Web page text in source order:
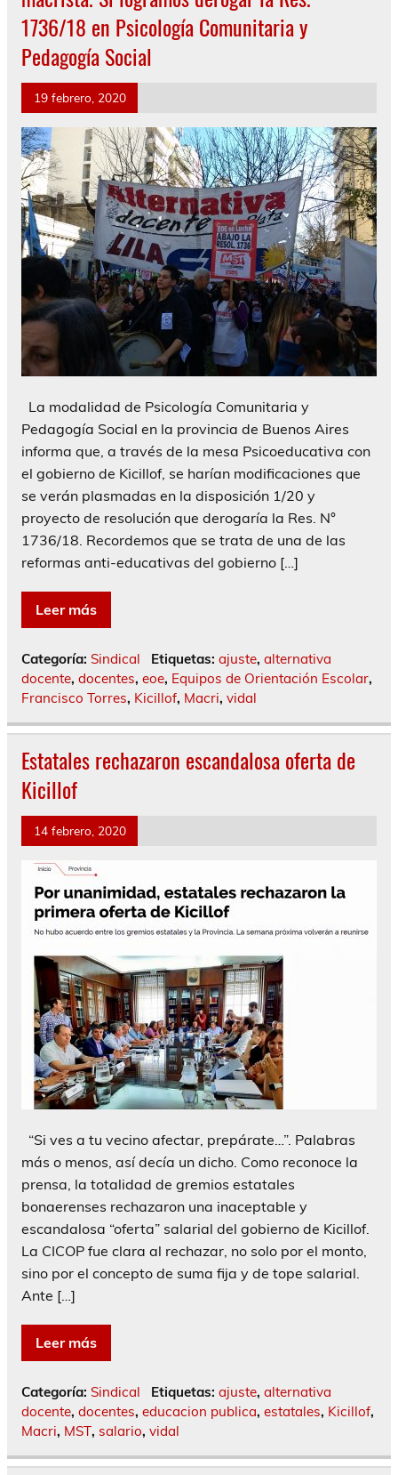
1736/18 en Psicología Comunitaria y
Pedagogía Social
19 febrero, 2020
La modalidad de Psicología Comunitaria y
Pedagogía Social en la provincia de Buenos Aires
informa que, a través de la mesa Psicoeducativa con
el gobierno de Kicillof, se harían modificaciones que
se verán plasmadas en la disposición 1/20 y
proyecto de resolución que derogaría la Res. N°
1736/18. Recordemos que se trata de una de las
reformas anti-educativas del gobierno […]
Leer más
Categoría: Sindical Etiquetas: ajuste, alternativa
docente, docentes, eoe, Equipos de Orientación Escolar,
Francisco Torres, Kicillof, Macri, vidal
Estatales rechazaron escandalosa oferta de
Kicillof
14 febrero, 2020
“Si ves a tu vecino afectar, prepárate…”. Palabras
más o menos, así decía un dicho. Como reconoce la
prensa, la totalidad de gremios estatales
bonaerenses rechazaron una inaceptable y
escandalosa “oferta” salarial del gobierno de Kicillof.
La CICOP fue clara al rechazar, no solo por el monto,
sino por el concepto de suma fija y de tope salarial.
Ante […]
Leer más
Categoría: Sindical Etiquetas: ajuste, alternativa
docente, docentes, educacion publica, estatales, Kicillof,
Macri, MST, salario, vidal